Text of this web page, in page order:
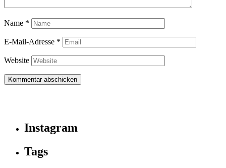
Name *
E-Mail-Adresse *
Website
Instagram
Tags